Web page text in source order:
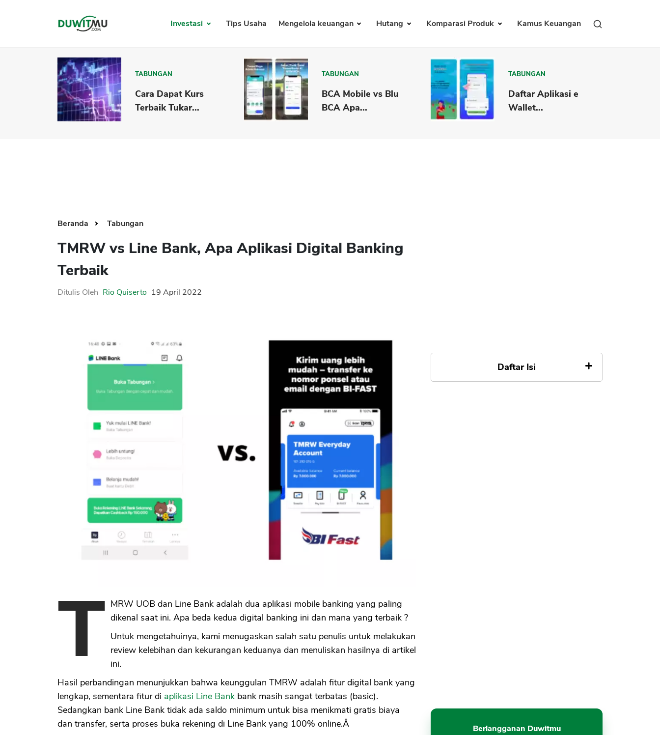
Investasi Tips Usaha Mengelola keuangan Hutang Komparasi Produk Kamus Keuangan
TABUNGAN
Cara Dapat Kurs
Terbaik Tukar...
TABUNGAN
BCA Mobile vs Blu
BCA Apa...
TABUNGAN
Daftar Aplikasi e
Wallet...
Beranda Tabungan
TMRW vs Line Bank, Apa Aplikasi Digital Banking
Terbaik
Ditulis Oleh Rio Quiserto 19 April 2022
T MRW UOB dan Line Bank adalah dua aplikasi mobile banking yang paling
dikenal saat ini. Apa beda kedua digital banking ini dan mana yang terbaik ?
Untuk mengetahuinya, kami menugaskan salah satu penulis untuk melakukan
review kelebihan dan kekurangan keduanya dan menuliskan hasilnya di artikel
ini.
Hasil perbandingan menunjukkan bahwa keunggulan TMRW adalah fitur digital bank yang
lengkap, sementara fitur di aplikasi Line Bank bank masih sangat terbatas (basic).
Sedangkan bank Line Bank tidak ada saldo minimum untuk bisa menikmati gratis biaya
dan transfer, serta proses buka rekening di Line Bank yang 100% online.Â
Daftar Isi
Berlangganan Duwitmu